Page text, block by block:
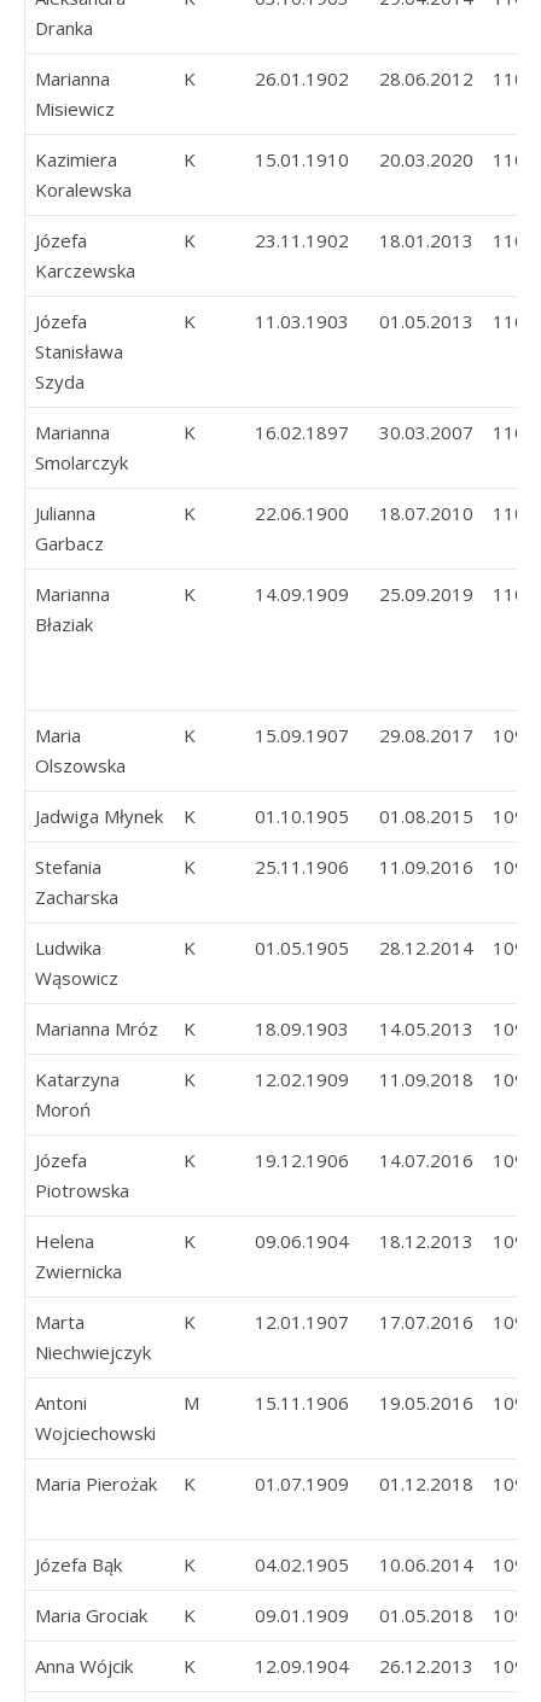
Dranka
Marianna
Misiewicz
K 26.01.1902 28.06.2012 110
Kazimiera
Koralewska
K 15.01.1910 20.03.2020 110
Józefa
Karczewska
K 23.11.1902 18.01.2013 110
Józefa
Stanisława
Szyda
K 11.03.1903 01.05.2013 110
Marianna
Smolarczyk
K 16.02.1897 30.03.2007 110
Julianna
Garbacz
K 22.06.1900 18.07.2010 110
Marianna
Błaziak
K 14.09.1909 25.09.2019 110
Maria
Olszowska
K 15.09.1907 29.08.2017 109
Jadwiga Młynek K 01.10.1905 01.08.2015 109
Stefania
Zacharska
K 25.11.1906 11.09.2016 109
Ludwika
Wąsowicz
K 01.05.1905 28.12.2014 109
Marianna Mróz K 18.09.1903 14.05.2013 109
Katarzyna
Moroń
K 12.02.1909 11.09.2018 109
Józefa
Piotrowska
K 19.12.1906 14.07.2016 109
Helena
Zwiernicka
K 09.06.1904 18.12.2013 109
Marta
Niechwiejczyk
K 12.01.1907 17.07.2016 109
Antoni
Wojciechowski
M 15.11.1906 19.05.2016 109
Maria Pierożak K 01.07.1909 01.12.2018 109
Józefa Bąk K 04.02.1905 10.06.2014 109
Maria Grociak K 09.01.1909 01.05.2018 109
Anna Wójcik K 12.09.1904 26.12.2013 109